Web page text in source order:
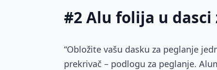
#2 Alu folija u dasci
“Obložite vašu dasku za peglanje
prekrivač – podlogu za peglanje.